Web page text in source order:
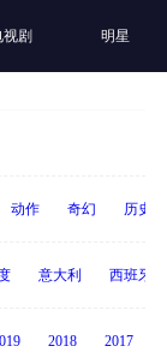
视剧 明星
动作 奇幻 历史
意大利 西班牙
2018 2017